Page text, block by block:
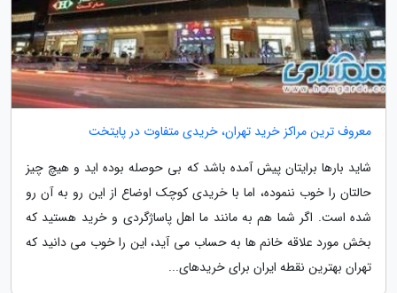
معروف ترین مراکز خرید تهران، خریدی متفاوت در پایتخت
شاید بارها برایتان پیش آمده باشد که بی حوصله بوده اید و هیچ چیز
حالتان را خوب ننموده، اما با خریدی کوچک اوضاع از این رو به آن رو
شده است. اگر شما هم به مانند ما اهل پاساژگردی و خرید هستید که
بخش مورد علاقه خانم ها به حساب می آید، این را خوب می دانید که
تهران بهترین نقطه ایران برای خریدهای...